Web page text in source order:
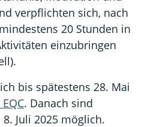
verpflichten sich, nach
20 Stunden in
einzubringen
bis spätestens 28. Mai
. Danach sind
Juli 2025 möglich.